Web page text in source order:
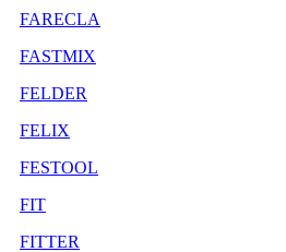
FARECLA
FASTMIX
FELDER
FELIX
FESTOOL
FIT
FITTER